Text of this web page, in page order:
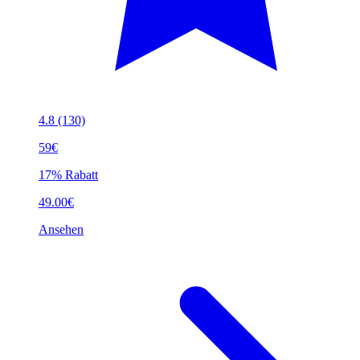
4.8 (130)
59€
17% Rabatt
49.00€
Ansehen